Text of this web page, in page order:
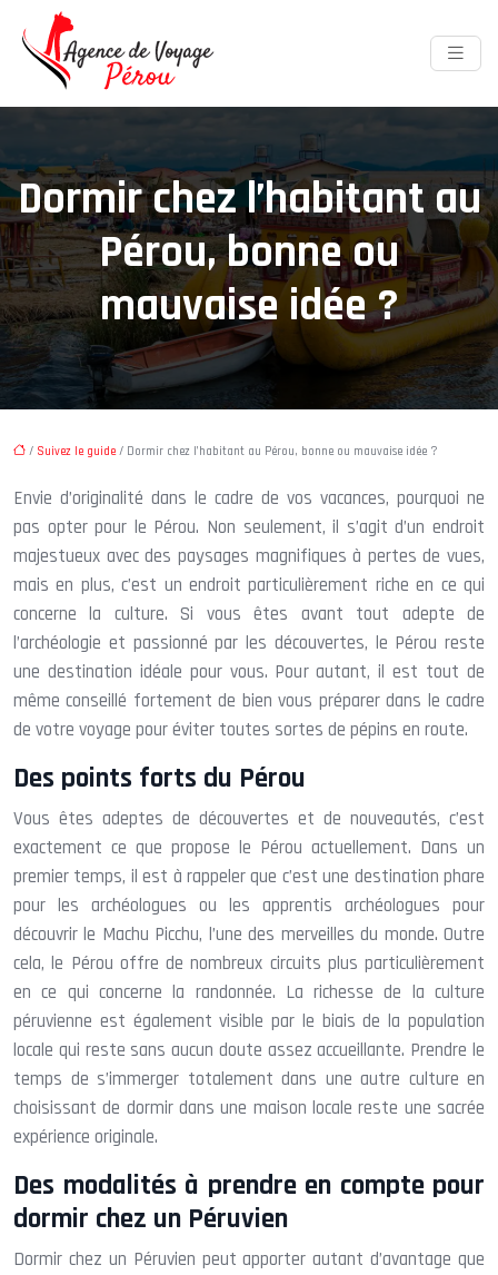
Dormir chez l’habitant au
Pérou, bonne ou
mauvaise idée ?
/ Suivez le guide/ Dormir chez l’habitant au Pérou, bonne ou mauvaise idée ?
Envie d’originalité dans le cadre de vos vacances, pourquoi ne
pas opter pour le Pérou. Non seulement, il s’agit d’un endroit
majestueux avec des paysages magnifiques à pertes de vues,
mais en plus, c’est un endroit particulièrement riche en ce qui
concerne la culture. Si vous êtes avant tout adepte de
l’archéologie et passionné par les découvertes, le Pérou reste
une destination idéale pour vous. Pour autant, il est tout de
même conseillé fortement de bien vous préparer dans le cadre
de votre voyage pour éviter toutes sortes de pépins en route.
Des points forts du Pérou
Vous êtes adeptes de découvertes et de nouveautés, c’est
exactement ce que propose le Pérou actuellement. Dans un
premier temps, il est à rappeler que c’est une destination phare
pour les archéologues ou les apprentis archéologues pour
découvrir le Machu Picchu, l’une des merveilles du monde. Outre
cela, le Pérou offre de nombreux circuits plus particulièrement
en ce qui concerne la randonnée. La richesse de la culture
péruvienne est également visible par le biais de la population
locale qui reste sans aucun doute assez accueillante. Prendre le
temps de s’immerger totalement dans une autre culture en
choisissant de dormir dans une maison locale reste une sacrée
expérience originale.
Des modalités à prendre en compte pour
dormir chez un Péruvien
Dormir chez un Péruvien peut apporter autant d’avantage que